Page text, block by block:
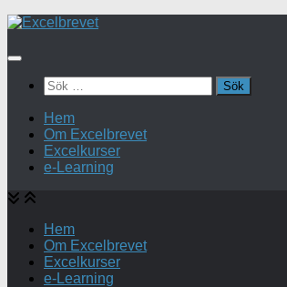
Under
Sök
efter:
Hem
Om Excelbrevet
Excelkurser
e-Learning
Hem
Om Excelbrevet
Excelkurser
e-Learning